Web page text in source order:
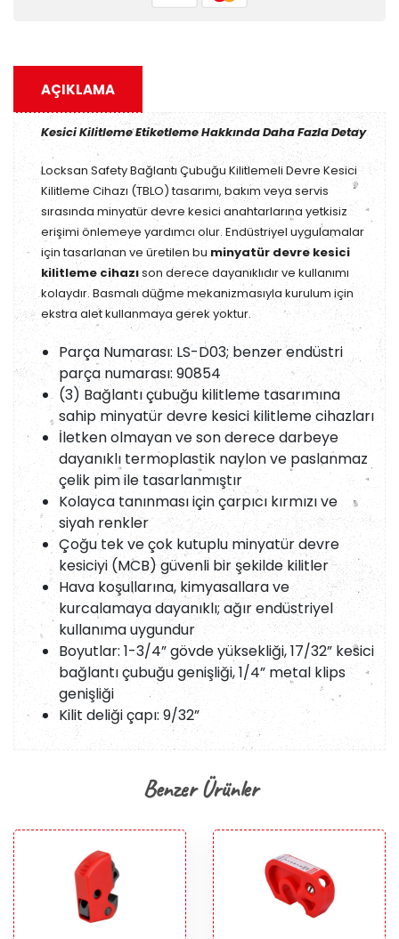
AÇIKLAMA
Kesici Kilitleme Etiketleme Hakkında Daha Fazla Detay
Locksan Safety Bağlantı Çubuğu Kilitlemeli Devre Kesici
Kilitleme Cihazı (TBLO) tasarımı, bakım veya servis
sırasında minyatür devre kesici anahtarlarına yetkisiz
erişimi önlemeye yardımcı olur. Endüstriyel uygulamalar
için tasarlanan ve üretilen bu minyatür devre kesici
kilitleme cihazıson derece dayanıklıdır ve kullanımı
kolaydır. Basmalı düğme mekanizmasıyla kurulum için
ekstra alet kullanmaya gerek yoktur.
Parça Numarası: LS-D03; benzer endüstri
parça numarası: 90854
(3) Bağlantı çubuğu kilitleme tasarımına
sahip minyatür devre kesici kilitleme cihazları
İletken olmayan ve son derece darbeye
dayanıklı termoplastik naylon ve paslanmaz
çelik pim ile tasarlanmıştır
Kolayca tanınması için çarpıcı kırmızı ve
siyah renkler
Çoğu tek ve çok kutuplu minyatür devre
kesiciyi (MCB) güvenli bir şekilde kilitler
Hava koşullarına, kimyasallara ve
kurcalamaya dayanıklı; ağır endüstriyel
kullanıma uygundur
Boyutlar: 1-3/4” gövde yüksekliği, 17/32” kesici
bağlantı çubuğu genişliği, 1/4” metal klips
genişliği
Kilit deliği çapı: 9/32”
Benzer Ürünler